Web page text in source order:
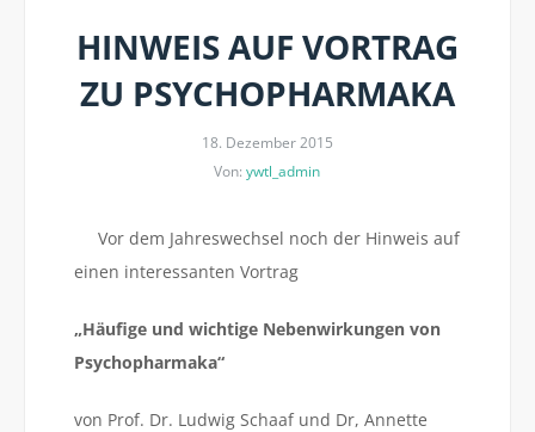
HINWEIS AUF VORTRAG
ZU PSYCHOPHARMAKA
18. Dezember 2015
Von:ywtl_admin
Vor dem Jahreswechsel noch der Hinweis auf
einen interessanten Vortrag
„Häufige und wichtige Nebenwirkungen von
Psychopharmaka“
von Prof. Dr. Ludwig Schaaf und Dr, Annette